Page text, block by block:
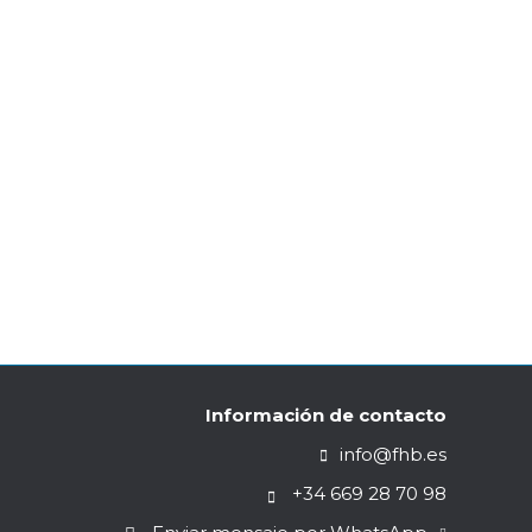
Información de contacto
info@fhb.es
+34 669 28 70 98